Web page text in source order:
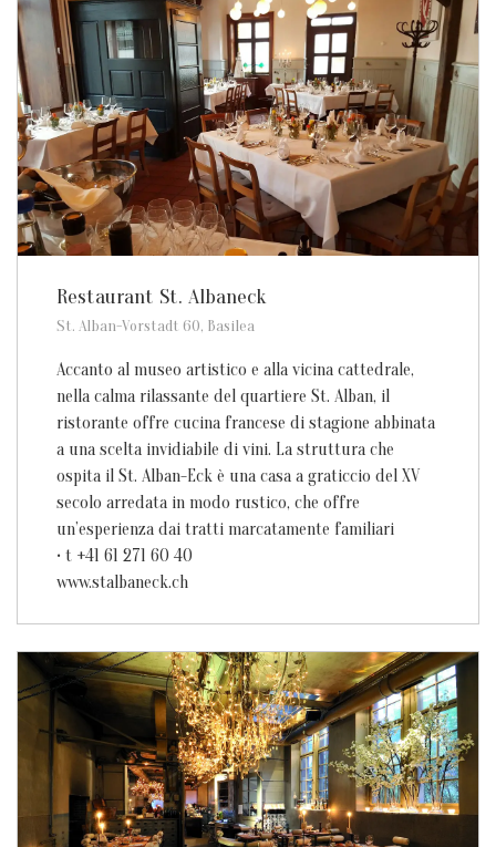
Restaurant St. Albaneck
St. Alban-Vorstadt 60, Basilea
Accanto al museo artistico e alla vicina cattedrale,
nella calma rilassante del quartiere St. Alban, il
ristorante offre cucina francese di stagione abbinata
a una scelta invidiabile di vini. La struttura che
ospita il St. Alban-Eck è una casa a graticcio del XV
secolo arredata in modo rustico, che offre
un’esperienza dai tratti marcatamente familiari
• t +41 61 271 60 40
www.stalbaneck.ch